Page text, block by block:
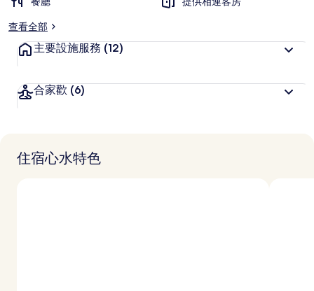
查看全部
主要設施服務 (12)
合家歡 (6)
住宿心水特色